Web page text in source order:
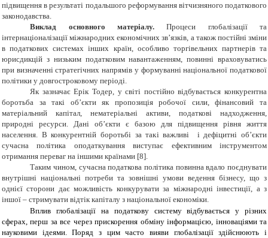
підвищення в результаті подальшого реформування вітчизняного податкового
законодавства.
Виклад основного матеріалу.Процеси глобалізації та
інтернаціоналізації міжнародних економічних зв’язків, а також постійні зміни
в податкових системах інших країн, особливо торгівельних партнерів та
юрисдикцій з низьким податковим навантаженням, повинні враховуватись
при визначенні стратегічних напрямів у формуванні національної податкової
політики у довгостроковому періоді.
Як зазначає Ерік Тодер, у світі постійно відбувається конкурентна
боротьба за такі об’єкти як пропозиція робочої сили, фінансовий та
матеріальний капітал, нематеріальні активи, податкові надходження,
природні ресурси. Дані об’єкти є базою для підвищення рівня життя
населення. В конкурентній боротьбі за такі важливі і дефіцитні об’єкти
сучасна політика оподаткування виступає ефективним інструментом
отримання переваг на іншими країнами [8].
Таким чином, cучасна податкова політика повинна вдало поєднувати
внутрішні національні потреби та зовнішні умови ведення бізнесу, що з
однієї сторони дає можливість конкурувати за міжнародні інвестиції, а з
іншої – стримувати відтік капіталу з національної економіки.
Вплив глобалізації на податкову систему відбувається у різних
сферах, перш за все через прискорення обміну інформацією, інноваціями та
науковими ідеями. Поряд з цим часто вияви глобалізації здійснюють і